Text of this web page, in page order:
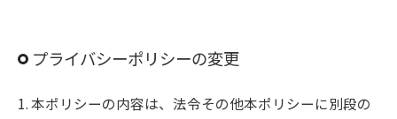
プライバシーポリシーの変更
1. 本ポリシーの内容は、法令その他本ポリシーに別段の